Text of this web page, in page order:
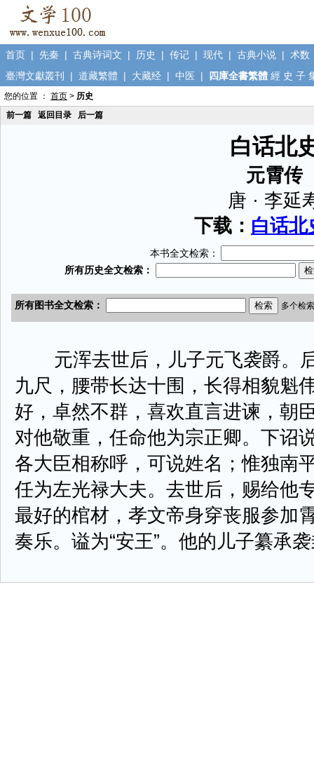
首页 | 先秦 | 古典诗词文 | 历史 | 传记 | 现代 | 古典小说 | 术数
臺灣文獻叢刊
| 道藏繁體 | 大藏经 | 中医 | 四庫全書繁體 經 史 子
您的位置 ： 首页 > 历史
前一篇
返回目录 后一篇
白话北
元霄传
唐 · 李延
下载： 白话
本书全文检索：
元浑去世后，儿子元飞袭爵。
九尺，腰带长达十围，长得相貌魁
好，卓然不群，喜欢直言进谏，朝
对他敬重，任命他为宗正卿。下诏
各大臣相称呼，可说姓名；惟独南
任为左光禄大夫。去世后，赐给他
最好的棺材，孝文帝身穿丧服参加
奏乐。谥为“安王”。他的儿子纂承